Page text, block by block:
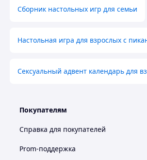
Сборник настольных игр для семьи
Настольная игра для взрослых с
Сексуальный адвент календарь для
Покупателям
Справка для покупателей
Prom-поддержка